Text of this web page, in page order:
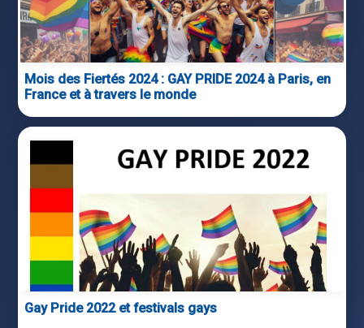
Mois des Fiertés 2024 : GAY PRIDE 2024 à Paris, en
France et à travers le monde
Gay Pride 2022 et festivals gays